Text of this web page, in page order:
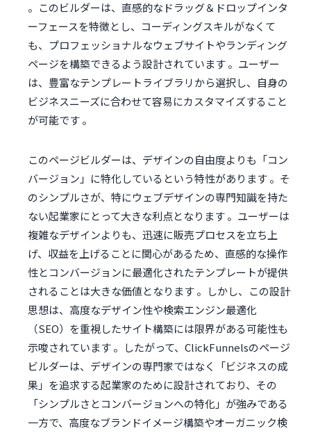
。このビルダーは、直感的なドラッグ＆ドロップインタ
ーフェースを特徴とし、コーディングスキルがなくて
も、プロフェッショナルなウェブサイトやランディング
ページを構築できるよう設計されています 。ユーザー
は、豊富なテンプレートライブラリから選択し、自身の
ビジネスニーズに合わせて容易にカスタマイズすること
が可能です 。
このページビルダーは、デザインの自由度よりも「コン
バージョン」に特化しているという特性があります 。そ
のシンプルさが、特にウェブデザインの専門知識を持た
ない起業家にとって大きな利点となります 。ユーザーは
複雑なデザインよりも、迅速に販売プロセスを立ち上
げ、収益を上げることに関心があるため、直感的な操作
性とコンバージョンに最適化されたテンプレートが提供
されることは大きな価値となります 。しかし、この設計
思想は、高度なデザイン性や検索エンジン最適化
（SEO）を重視したサイト構築には限界がある可能性も
示唆されています 。したがって、ClickFunnelsのページ
ビルダーは、デザインの専門家ではなく「ビジネスの成
果」を追求する起業家のために設計されており、その
「シンプルさとコンバージョンへの特化」が強みである
一方で、高度なブランドイメージ構築やオーガニック検